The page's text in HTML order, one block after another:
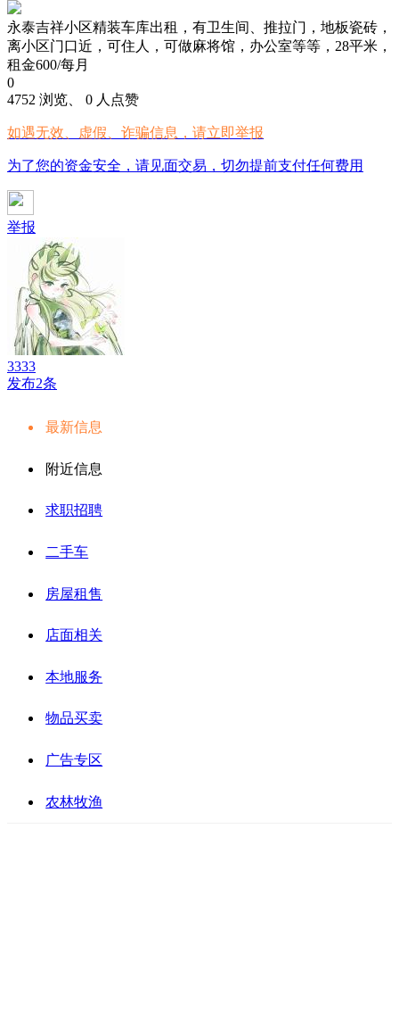
永泰吉祥小区精装车库出租，有卫生间、推拉门，地板瓷砖，
离小区门口近，可住人，可做麻将馆，办公室等等，28平米，
租金600/每月
0
4752 浏览、 0 人点赞
如遇无效、虚假、诈骗信息，请立即举报
为了您的资金安全，请见面交易，切勿提前支付任何费用
举报
3333
发布2条
最新信息
附近信息
求职招聘
二手车
房屋租售
店面相关
本地服务
物品买卖
广告专区
农林牧渔